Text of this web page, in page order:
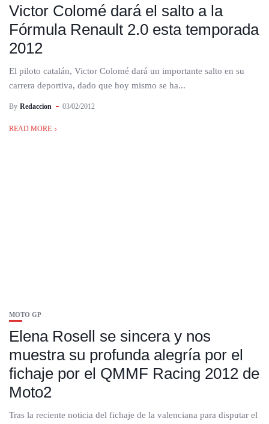
Victor Colomé dará el salto a la
Fórmula Renault 2.0 esta temporada
2012
El piloto catalán, Victor Colomé dará un importante salto en su
carrera deportiva, dado que hoy mismo se ha...
By Redaccion 03/02/2012
READ MORE
MOTO GP
Elena Rosell se sincera y nos
muestra su profunda alegría por el
fichaje por el QMMF Racing 2012 de
Moto2
Tras la reciente noticia del fichaje de la valenciana para disputar el